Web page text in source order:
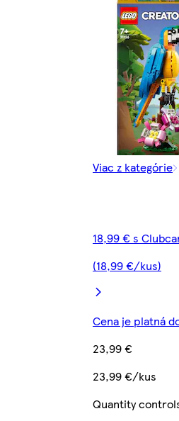
Viac z kategórie
18,99 € s
(18,99 €/kus)
Cena je platná
23,99 €
23,99 €/kus
Quantity